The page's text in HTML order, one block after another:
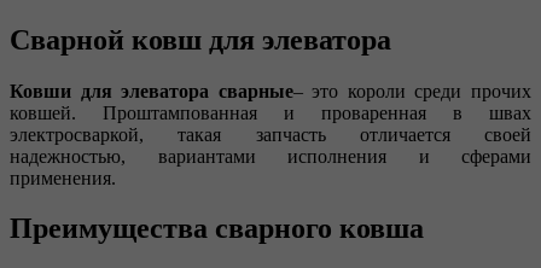
Сварной ковш для элеватора
Ковши для элеватора сварные– это короли среди прочих
ковшей. Проштампованная и проваренная в швах
электросваркой, такая запчасть отличается своей
надежностью, вариантами исполнения и сферами
применения.
Преимущества сварного ковша